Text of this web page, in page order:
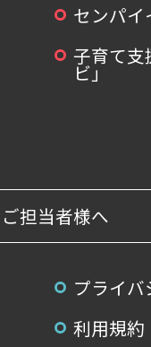
センパ
子育て支
ビ」
担当者様へ
プライ
利用規約